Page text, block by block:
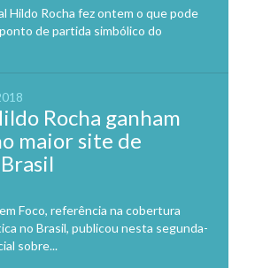
Hildo Rocha fez ontem o que pode
de partida simbólico do
Rocha ganham
maior site de
Foco, referência na cobertura
no Brasil, publicou nesta segunda-
sobre...